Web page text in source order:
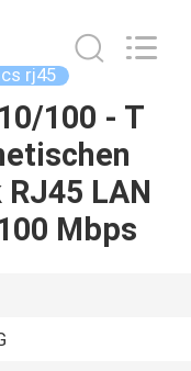
rj45
100 - T
LAN
Mbps